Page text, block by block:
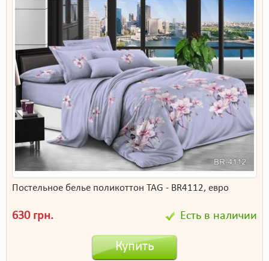
Постельное белье поликоттон TAG - BR4112, евро
630 грн. Есть в наличии
Купить